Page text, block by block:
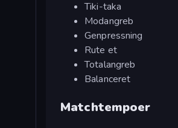
Tiki-taka
Modangreb
Genpressning
Rute et
Totalangreb
Balanceret
Matchtempoer